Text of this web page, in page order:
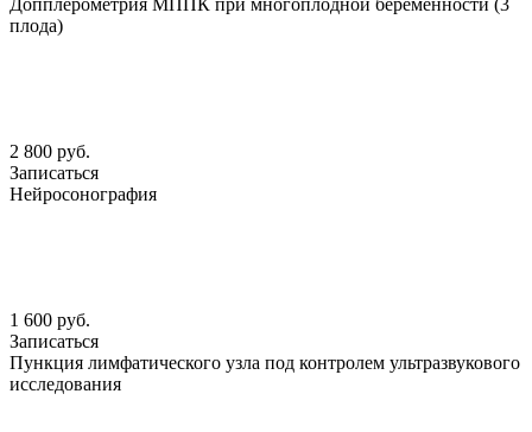
Допплерометрия МППК при многоплодной беременности (3
плода)
2 800 руб.
Записаться
Нейросонография
1 600 руб.
Записаться
Пункция лимфатического узла под контролем ультразвукового
исследования